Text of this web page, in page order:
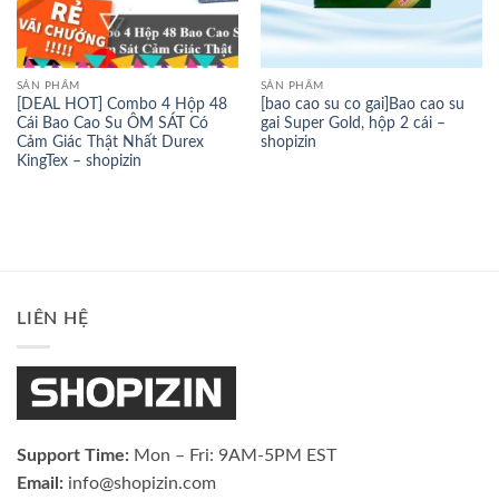
SẢN PHẨM
[DEAL HOT] Combo 4 Hộp 48
Cái Bao Cao Su ÔM SÁT Có
Cảm Giác Thật Nhất Durex
KingTex – shopizin
SẢN PHẨM
[bao cao su co gai]Bao cao su
gai Super Gold, hộp 2 cái –
shopizin
LIÊN HỆ
Support Time: Mon – Fri: 9AM-5PM EST
Email: info@shopizin.com